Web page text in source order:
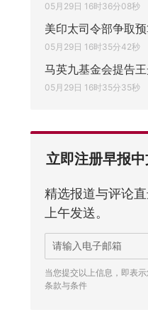
05月29日 16时36分08秒
美印太司令部争取
05月29日 16时35分42秒
马英九基金会提告
05月29日 16时35分35秒
立即注册早报
精选报道与评论
上午发送。
当您提交以上信息，即表
条款与条件